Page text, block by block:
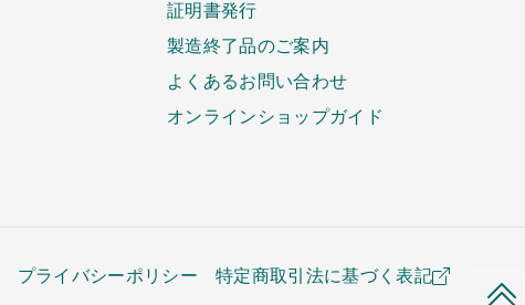
証明書発行
製造終了品のご案内
よくあるお問い合わせ
オンラインショップガイド
プライバシーポリシー 特定商取引法に基づく表記